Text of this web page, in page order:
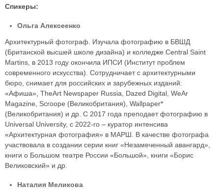
Спикеры:
Ольга Алексеенко
Архитектурный фотограф. Изучала фотографию в БВШД
(Британской высшей школе дизайна) и колледже Central Saint
Martins, в 2013 году окончила ИПСИ (Институт проблем
современного искусства). Сотрудничает с архитектурными
бюро, снимает для российских и зарубежных изданий:
«Афиша», TheArt Newspaper Russia, Dazed Digital, WeAr
Magazine, Scroope (Великобритания), Wallpaper*
(Великобритания) и др. С 2017 года преподает фотографию в
Universal University, с 2022-го – куратор интенсива
«Архитектурная фотография» в МАРШ. В качестве фотографа
участвовала в создании серии книг «Незамеченный авангард»,
книги о Большом театре России «Большой», книги «Борис
Великовский» и др.
Наталия Меликова